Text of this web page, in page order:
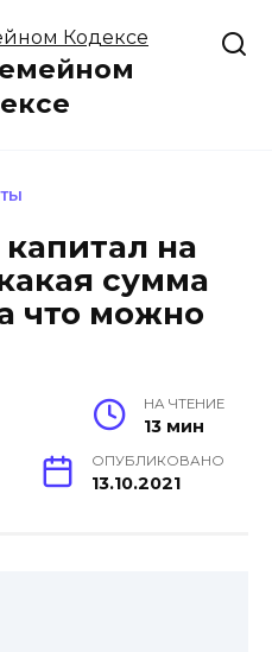
на
сумма
что можно
НА ЧТЕНИЕ
13 мин
ОПУБЛИКОВАНО
13.10.2021